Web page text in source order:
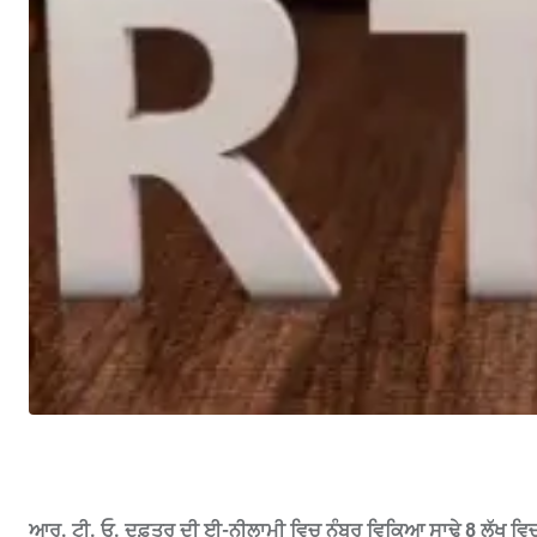
ਆਰ. ਟੀ. ਓ. ਦਫ਼ਤਰ ਦੀ ਈ-ਨੀਲਾਮੀ ਵਿਚ ਨੰਬਰ ਵਿਕਿਆ ਸਾਢੇ 8 ਲੱਖ